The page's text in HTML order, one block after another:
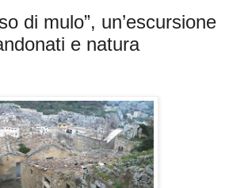
di mulo”, un’escursione
e natura